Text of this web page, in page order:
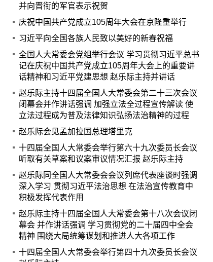
并向晋衔的军官表示祝贺
庆祝中国共产党成立105周年大会在京隆重举行
习近平向全国各族人民致以美好的新春祝福
全国人大常委会党组举行会议 学习贯彻习近平总书
记在庆祝中国共产党成立105周年大会上的重要讲
话精神和习近平党建思想 赵乐际主持并讲话
赵乐际主持十四届全国人大常委会第二十三次会议
闭幕会并作讲话强调 加强立法全过程宣传解读 使
立法过程成为普及法律知识弘扬法治精神的过程
赵乐际会见孟加拉国总理塔里克
十四届全国人大常委会举行第六十九次委员长会议
听取有关草案和议案审议情况汇报 赵乐际主持
赵乐际同全国人大常委会会议列席代表座谈时强调
深入学习 贯彻习近平法治思想 在法治宣传教育中
积极发挥代表作用
赵乐际主持十四届全国人大常委会第十八次会议闭
幕会 并作讲话强调 学习贯彻党的二十届四中全会
精神 围绕大局统筹谋划和推进人大各项工作
十四届全国人大常委会举行第四十九次委员长会议